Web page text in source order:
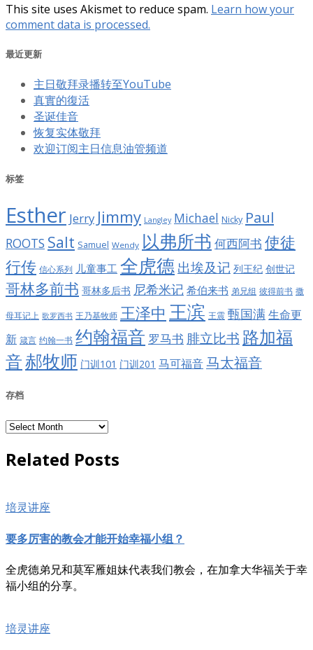
This site uses Akismet to reduce spam. Learn how your
comment data is processed.
最近更新
主日敬拜录播转至YouTube
真實的復活
圣诞佳音
恢复实体敬拜
欢迎订阅主日信息油管频道
标签
Esther Jerry Jimmy Langley Michael Nicky Paul
ROOTS Salt Samuel Wendy 以弗所书 何西阿书 使徒
行传 信心系列 儿童事工 全虎德出埃及记 列王纪 创世记
哥林多前书 哥林多后书 尼希米记 希伯来书 弟兄组 彼得前书 撒
母耳记上 歌罗西书 王乃基牧师 王泽中 王滨 王震 甄国满生命更
新 箴言 约翰一书 约翰福音 罗马书 腓立比书 路加福
音郝牧师 门训101 门训201 马可福音 马太福音
存档
存
Related Posts
培灵讲座
要多厉害的教会才能开始幸福小组？
​全虎德弟兄和莫军雁姐妹代表我们教会，在加拿大华福关于幸
福小组的分享。
培灵讲座